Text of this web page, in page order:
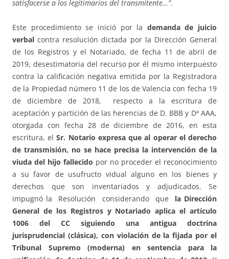
satisfacerse a los legitimarios del transmitente…”.
Este procedimiento se inició por la demanda de juicio
verbal contra resolución dictada por la Dirección General
de los Registros y el Notariado, de fecha 11 de abril de
2019, desestimatoria del recurso por él mismo interpuesto
contra la calificación negativa emitida por la Registradora
de la Propiedad número 11 de los de Valencia con fecha 19
de diciembre de 2018, respecto a la escritura de
aceptación y partición de las herencias de D. BBB y Dª AAA,
otorgada con fecha 28 de diciembre de 2016, en esta
escritura, elSr. Notario expresa que al operar el derecho
de transmisión, no se hace precisa la intervención de la
viuda del hijo fallecido por no proceder el reconocimiento
a su favor de usufructo vidual alguno en los bienes y
derechos que son inventariados y adjudicados. Se
impugnó la Resolución considerando que
la Dirección
General de los Registros y Notariado aplica el artículo
1006 del CC siguiendo una antigua doctrina
jurisprudencial (clásica), con violación de la fijada por el
Tribunal Supremo (moderna) en sentencia para la